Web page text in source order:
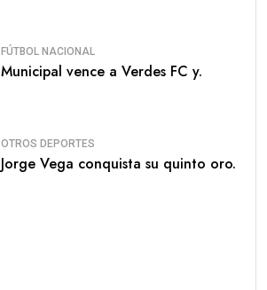
FÚTBOL NACIONAL
Municipal vence a Verdes FC y.
OTROS DEPORTES
Jorge Vega conquista su quinto oro.